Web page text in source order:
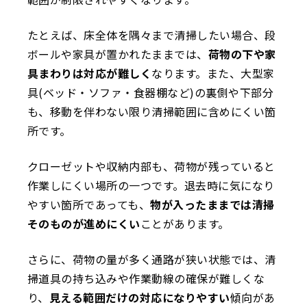
たとえば、床全体を隅々まで清掃したい場合、段
ボールや家具が置かれたままでは、 荷物の下や家
具まわりは対応が難しく なります。また、大型家
具(ベッド・ソファ・食器棚など)の裏側や下部分
も、移動を伴わない限り清掃範囲に含めにくい箇
所です。
クローゼットや収納内部も、荷物が残っていると
作業しにくい場所の一つです。退去時に気になり
やすい箇所であっても、物が入ったままでは清掃
そのものが進めにくいことがあります。
さらに、荷物の量が多く通路が狭い状態では、清
掃道具の持ち込みや作業動線の確保が難しくな
り、 見える範囲だけの対応になりやすい傾向があ